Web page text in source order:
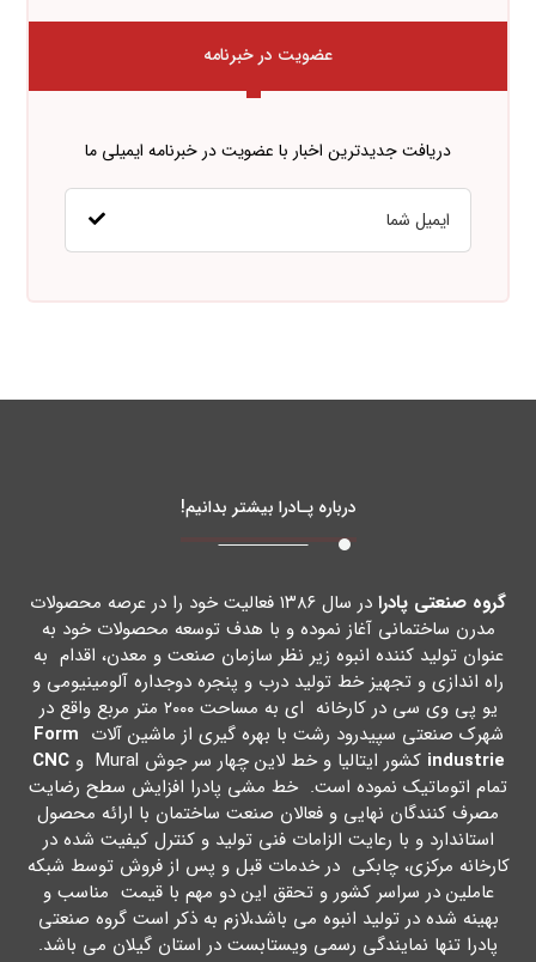
عضویت در خبرنامه
دریافت جدیدترین اخبار با عضویت در خبرنامه ایمیلی ما
درباره پـادرا بیشتر بدانیم!
گروه صنعتی پادرا
در سال ۱۳۸۶ فعالیت خود را در عرصه محصولات
مدرن ساختمانی آغاز نموده و با هدف توسعه محصولات خود به
عنوان تولید کننده انبوه زیر نظر سازمان صنعت و معدن، اقدام به
راه اندازي و تجهیز خط تولید درب و پنجره دوجداره آلومینیومی و
یو پی وي سی در کارخانه اي به مساحت ۲۰۰۰ متر مربع واقع در
شهرك صنعتی سپیدرود رشت با بهره گیري از ماشین آلات Form
industrie کشور ایتالیا و خط لاین چهار سر جوش Mural و
CNC
تمام اتوماتیک نموده است. خط مشی پادرا افزایش سطح رضایت
مصرف کنندگان نهایی و فعالان صنعت ساختمان با ارائه محصول
استاندارد و با رعایت الزامات فنی تولید و کنترل کیفیت شده در
کارخانه مرکزي، چابکی در خدمات قبل و پس از فروش توسط شبکه
عاملین در سراسر کشور و تحقق این دو مهم با قیمت مناسب و
بهینه شده در تولید انبوه می باشد،لازم به ذکر است گروه صنعتی
پادرا تنها نمایندگی رسمی ویستابست در استان گیلان می باشد.